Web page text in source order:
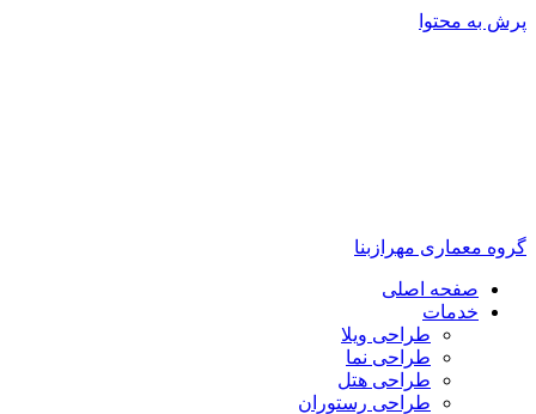
پرش به محتوا
گروه معماری مهرازبنا
صفحه اصلی
خدمات
طراحی ویلا
طراحی نما
طراحی هتل
طراحی رستوران